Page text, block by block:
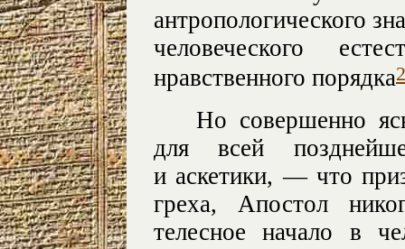
антропологического
человеческого
нравственного порядка
Но совершенно
для всей
и аскетики, — что
греха, Апостол
телесное начало в